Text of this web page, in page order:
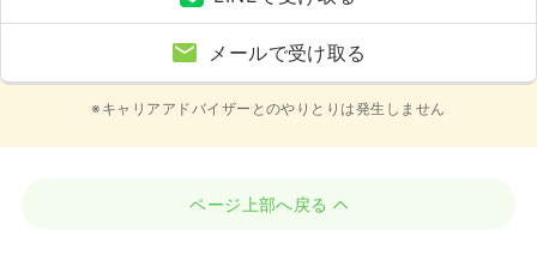
メールで受け取る
※キャリアアドバイザーとのやりとりは発生しません
ページ上部へ戻る